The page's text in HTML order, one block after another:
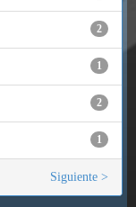
2
1
2
1
Siguiente >